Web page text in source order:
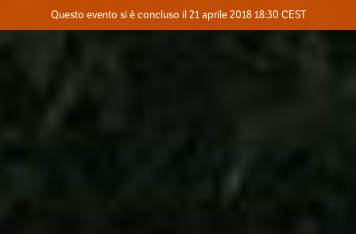
Dove
Questo evento si è concluso il 21 aprile 2018 18:30 CEST